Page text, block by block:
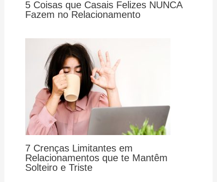
5 Coisas que Casais Felizes NUNCA
Fazem no Relacionamento
7 Crenças Limitantes em
Relacionamentos que te Mantêm
Solteiro e Triste